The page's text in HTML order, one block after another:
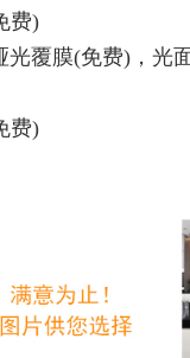
费)
光覆膜(免费)，光
(免费)